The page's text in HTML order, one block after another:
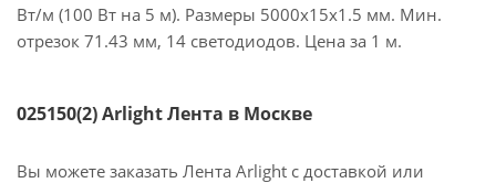
Вт/м (100 Вт на 5 м). Размеры 5000х15х1.5 мм. Мин.
отрезок 71.43 мм, 14 светодиодов. Цена за 1 м.
025150(2) Arlight Лента в Москве
Вы можете заказать Лента Arlight с доставкой или